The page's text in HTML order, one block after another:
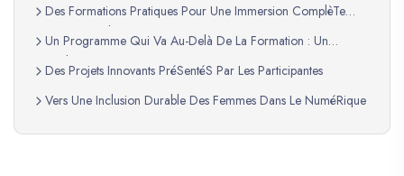
Des Formations Pratiques Pour Une Immersion ComplèTe
Dans Le Digital
Un Programme Qui Va Au-Delà De La Formation : Un
Tremplin Pour L’Avenir
Des Projets Innovants PréSentéS Par Les Participantes
Vers Une Inclusion Durable Des Femmes Dans Le NuméRique